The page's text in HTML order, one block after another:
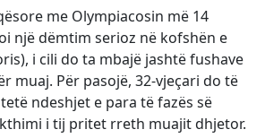
me Olympiacosin më 14
një dëmtim serioz në kofshën e
i cili do ta mbajë jashtë fushave
muaj. Për pasojë, 32-vjeçari do të
ndeshjet e para të fazës së
i tij pritet rreth muajit dhjetor.